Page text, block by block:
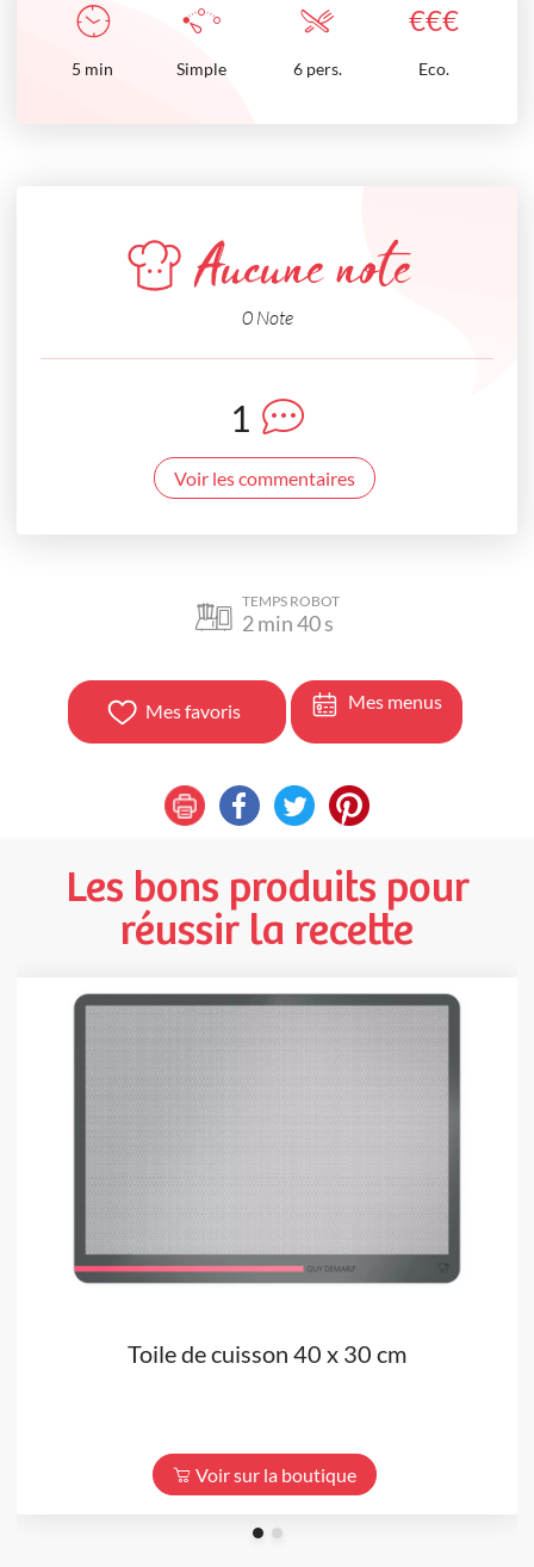
€€€
5 min Simple 6 pers. Eco.
Aucune note
0 Note
1
Voir les commentaires
TEMPS ROBOT
2min40s
Mes favoris Mes menus
Les bons produits pour
réussir la recette
Toile de cuisson 40 x 30 cm
Voir sur la boutique